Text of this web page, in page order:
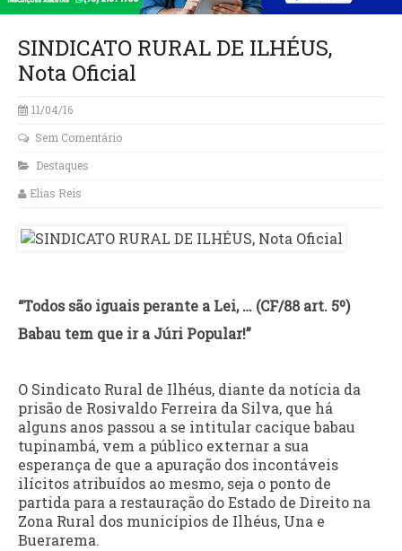
SINDICATO RURAL DE ILHÉUS,
Nota Oficial
11/04/16
Sem Comentário
Destaques
Elias Reis
“Todos são iguais perante a Lei, … (CF/88 art. 5º)
Babau tem que ir a Júri Popular!”
O Sindicato Rural de Ilhéus, diante da notícia da
prisão de Rosivaldo Ferreira da Silva, que há
alguns anos passou a se intitular cacique babau
tupinambá, vem a público externar a sua
esperança de que a apuração dos incontáveis
ilícitos atribuídos ao mesmo, seja o ponto de
partida para a restauração do Estado de Direito na
Zona Rural dos municípios de Ilhéus, Una e
Buerarema.